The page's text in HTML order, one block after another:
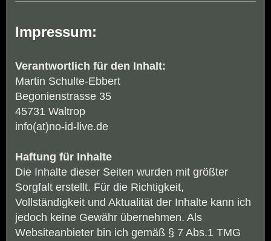
Impressum:
Verantwortlich für den Inhalt:
Martin Schulte-Ebbert
Begonienstrasse 35
45731 Waltrop
info(at)no-id-live.de
Haftung für Inhalte
Die Inhalte dieser Seiten wurden mit größter
Sorgfalt erstellt. Für die Richtigkeit,
Vollständigkeit und Aktualität der Inhalte kann ich
jedoch keine Gewähr übernehmen. Als
Websiteanbieter bin ich gemäß § 7 Abs.1 TMG